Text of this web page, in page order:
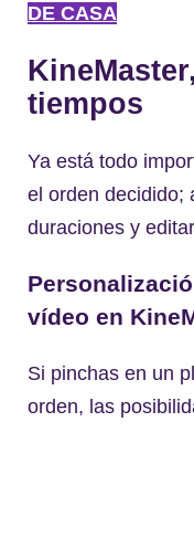
DE CASA
tiempos
Ya está todo
el orden decidido;
duraciones y
vídeo en
Si pinchas en un
orden, las